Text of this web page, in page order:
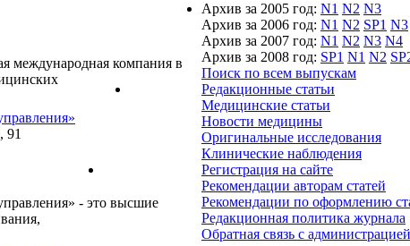
международная компания в
91
- это высшие
Архив за 2005 год: N1 N2 N3
Архив за 2006 год: N1 N2 SP1 N3
Архив за 2007 год: N1 N2 N3 N4
Архив за 2008 год: SP1 N1 N2
Поиск по всем выпускам
Редакционные статьи
Медицинские статьи
Новости медицины
Оригинальные исследования
Клинические наблюдения
Регистрация на сайте
Рекомендации авторам статей
Рекомендации по оформлению
Редакционная политика журнала
Обратная связь с администрацией